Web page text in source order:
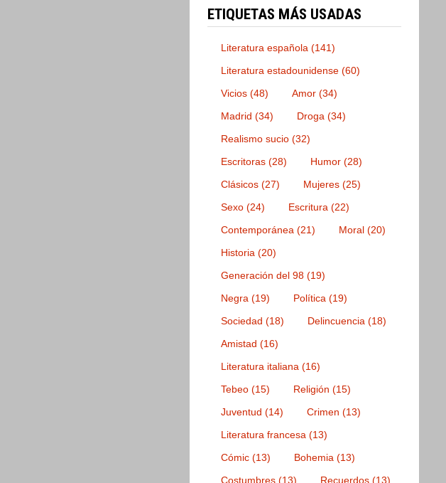
ETIQUETAS MÁS USADAS
Literatura española (141)
Literatura estadounidense (60)
Vicios (48) Amor (34)
Madrid (34) Droga (34)
Realismo sucio (32)
Escritoras (28) Humor (28)
Clásicos (27) Mujeres (25)
Sexo (24) Escritura (22)
Contemporánea (21) Moral (20)
Historia (20)
Generación del 98 (19)
Negra (19) Política (19)
Sociedad (18) Delincuencia (18)
Amistad (16)
Literatura italiana (16)
Tebeo (15) Religión (15)
Juventud (14) Crimen (13)
Literatura francesa (13)
Cómic (13) Bohemia (13)
Costumbres (13) Recuerdos (13)